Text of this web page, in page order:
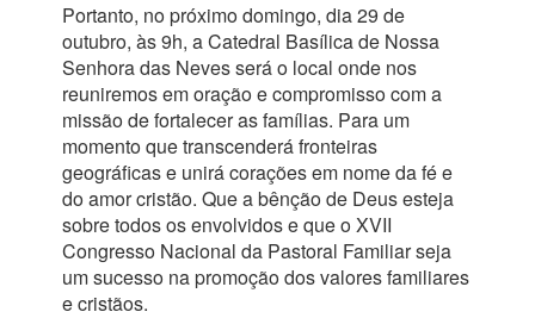
Portanto, no próximo domingo, dia 29 de
outubro, às 9h, a Catedral Basílica de Nossa
Senhora das Neves será o local onde nos
reuniremos em oração e compromisso com a
missão de fortalecer as famílias. Para um
momento que transcenderá fronteiras
geográficas e unirá corações em nome da fé e
do amor cristão. Que a bênção de Deus esteja
sobre todos os envolvidos e que o XVII
Congresso Nacional da Pastoral Familiar seja
um sucesso na promoção dos valores familiares
e cristãos.